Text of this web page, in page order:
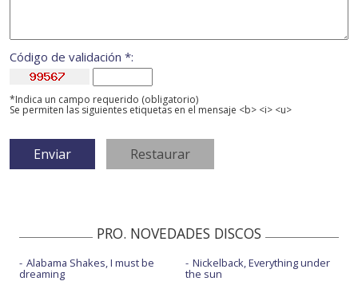
Código de validación *:
*Indica un campo requerido (obligatorio)
Se permiten las siguientes etiquetas en el mensaje <b> <i> <u>
PRO. NOVEDADES DISCOS
Alabama Shakes, I must be
dreaming
Nickelback, Everything under
the sun